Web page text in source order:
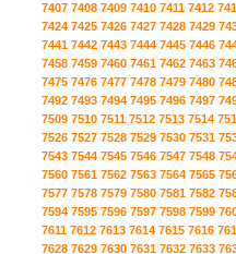
7407 7408 7409 7410 7411 7412
7424 7425 7426 7427 7428 7429
7441 7442 7443 7444 7445 7446
7458 7459 7460 7461 7462 7463
7475 7476 7477 7478 7479 7480
7492 7493 7494 7495 7496 7497
7509 7510 7511 7512 7513 7514
7526 7527 7528 7529 7530 7531
7543 7544 7545 7546 7547 7548
7560 7561 7562 7563 7564 7565
7577 7578 7579 7580 7581 7582
7594 7595 7596 7597 7598 7599
7611 7612 7613 7614 7615 7616
7628 7629 7630 7631 7632 7633